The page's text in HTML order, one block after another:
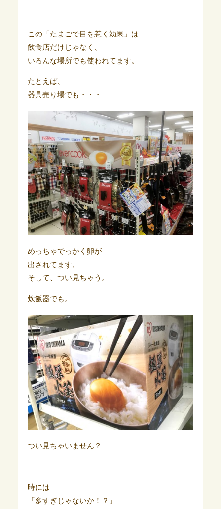
この「たまごで目を惹く効果」は
飲食店だけじゃなく、
いろんな場所でも使われてます。
たとえば、
器具売り場でも・・・
めっちゃでっかく卵が
出されてます。
そして、つい見ちゃう。
炊飯器でも。
つい見ちゃいません？
時には
「多すぎじゃないか！？」